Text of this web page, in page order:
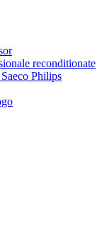
reconditionate
Philips